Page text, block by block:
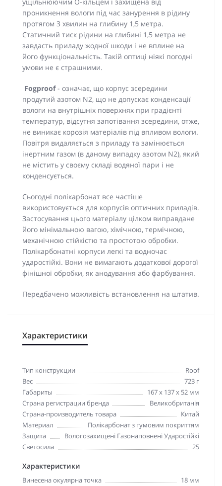
проникнення вологи під час занурення в рідину
протягом 3 хвилин на глибину 1,5 метра.
Статичний тиск рідини на глибині 1,5 метра не
завдасть приладу жодної шкоди і не вплине на
його функціональність. Такій оптиці ніякі погодні
умови не є страшними.
Fogproof- означає, що корпус зсередини
продутий азотом N2, що не допускає конденсації
вологи на внутрішніх поверхнях при градієнті
температур, відсутня запотівання зсередини, отже,
не виникає корозія матеріалів під впливом вологи.
Повітря видаляється з приладу та замінюється
інертним газом (в даному випадку азотом N2), який
не містить у своєму складі водяної пари і не
конденсується.
Сьогодні полікарбонат все частіше
використовується для корпусів оптичних приладів.
Застосування цього матеріалу цілком виправдане
його мінімальною вагою, хімічною, термічною,
механічною стійкістю та простотою обробки.
Полікарбонатні корпуси легкі та водночас
ударостійкі. Вони не вимагають додаткової дорогої
фінішної обробки, як анодування або фарбування.
Передбачено можливість встановлення на штатив.
Характеристики
Тип конструкции
Roof
Вес
723 г
Габариты
167 x 137 x 52 мм
Страна регистрации бренда
Великобританія
Страна-производитель товара
Китай
Материал
Полікарбонат з гумовим покриттям
Защита
Вологозахищені Газонаповнені Ударостійкі
Светосила
25
Характеристики
Винесена окулярна точка
18 мм